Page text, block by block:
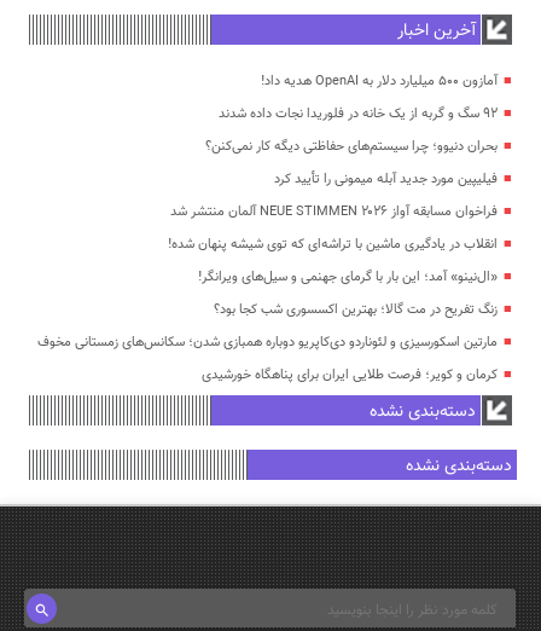
آخرین اخبار
آمازون ۵۰۰ میلیارد دلار به OpenAI هدیه داد!
۹۲ سگ و گربه از یک خانه در فلوریدا نجات داده شدند
بحران دنیوو؛ چرا سیستم‌های حفاظتی دیگه کار نمی‌کنن؟
فیلیپین مورد جدید آبله میمونی را تأیید کرد
فراخوان مسابقه آواز NEUE STIMMEN ۲۰۲۶ آلمان منتشر شد
انقلاب در یادگیری ماشین با تراشه‌ای که توی شیشه پنهان شده!
«ال‌نینو» آمد؛ این بار با گرمای جهنمی و سیل‌های ویرانگر!
زنگ تفریح در مت گالا؛ بهترین اکسسوری شب کجا بود؟
مارتین اسکورسیزی و لئوناردو دی‌کاپریو دوباره همبازی شدن؛ سکانس‌های زمستانی مخوف
کرمان و کویر؛ فرصت طلایی ایران برای پناهگاه خورشیدی
دسته‌بندی نشده
دسته‌بندی نشده